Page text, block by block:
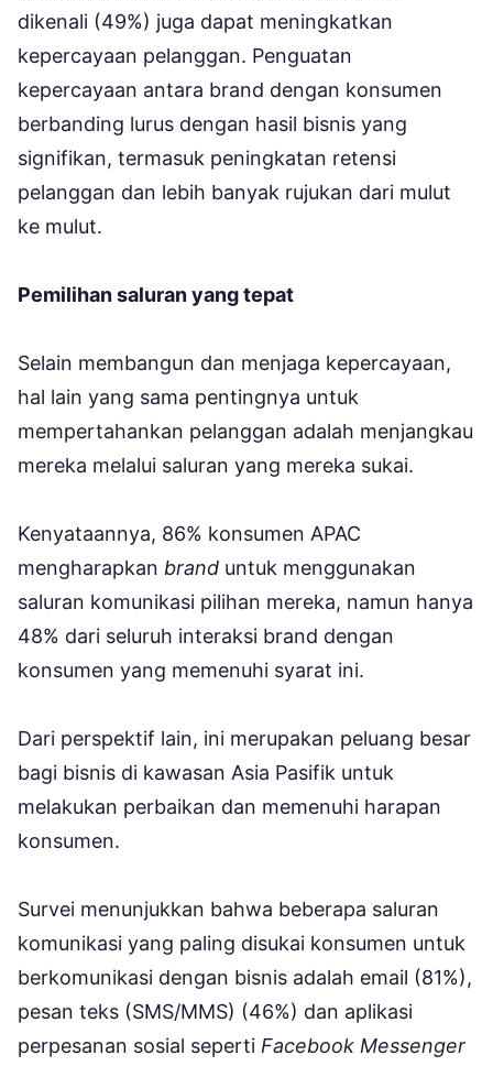
dikenali (49%) juga dapat meningkatkan
kepercayaan pelanggan. Penguatan
kepercayaan antara brand dengan konsumen
berbanding lurus dengan hasil bisnis yang
signifikan, termasuk peningkatan retensi
pelanggan dan lebih banyak rujukan dari mulut
ke mulut.
Pemilihan saluran yang tepat
Selain membangun dan menjaga kepercayaan,
hal lain yang sama pentingnya untuk
mempertahankan pelanggan adalah menjangkau
mereka melalui saluran yang mereka sukai.
Kenyataannya, 86% konsumen APAC
mengharapkan brand untuk menggunakan
saluran komunikasi pilihan mereka, namun hanya
48% dari seluruh interaksi brand dengan
konsumen yang memenuhi syarat ini.
Dari perspektif lain, ini merupakan peluang besar
bagi bisnis di kawasan Asia Pasifik untuk
melakukan perbaikan dan memenuhi harapan
konsumen.
Survei menunjukkan bahwa beberapa saluran
komunikasi yang paling disukai konsumen untuk
berkomunikasi dengan bisnis adalah email (81%),
pesan teks (SMS/MMS) (46%) dan aplikasi
perpesanan sosial seperti Facebook Messenger